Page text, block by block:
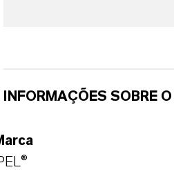
INFORMAÇÕES SOBRE